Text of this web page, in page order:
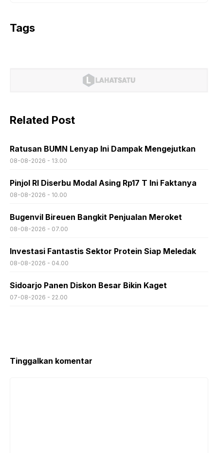
Tags
Related Post
Ratusan BUMN Lenyap Ini Dampak Mengejutkan
08-08-2026 - 13.00
Pinjol RI Diserbu Modal Asing Rp17 T Ini Faktanya
08-08-2026 - 10.00
Bugenvil Bireuen Bangkit Penjualan Meroket
08-08-2026 - 07.00
Investasi Fantastis Sektor Protein Siap Meledak
08-08-2026 - 04.00
Sidoarjo Panen Diskon Besar Bikin Kaget
07-08-2026 - 22.00
Tinggalkan komentar